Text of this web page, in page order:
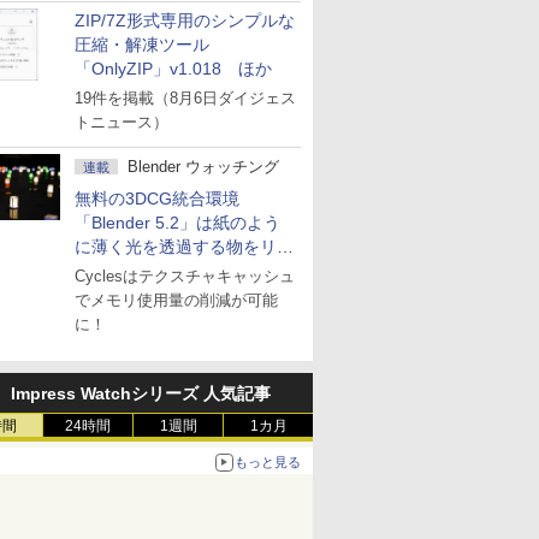
ZIP/7Z形式専用のシンプルな
圧縮・解凍ツール
「OnlyZIP」v1.018 ほか
19件を掲載（8月6日ダイジェス
トニュース）
連載 Blender ウォッチング
無料の3DCG統合環境
「Blender 5.2」は紙のよう
に薄く光を透過する物をリア
ルに表現
Cyclesはテクスチャキャッシュ
でメモリ使用量の削減が可能
に！
Impress Watchシリーズ 人気記事
24時間 1週間 1カ月
もっと見る